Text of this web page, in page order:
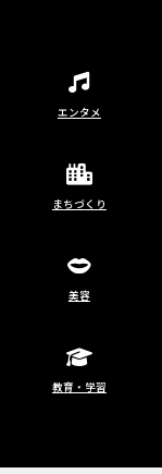
エンタメ
まちづくり
美容
教育・学習